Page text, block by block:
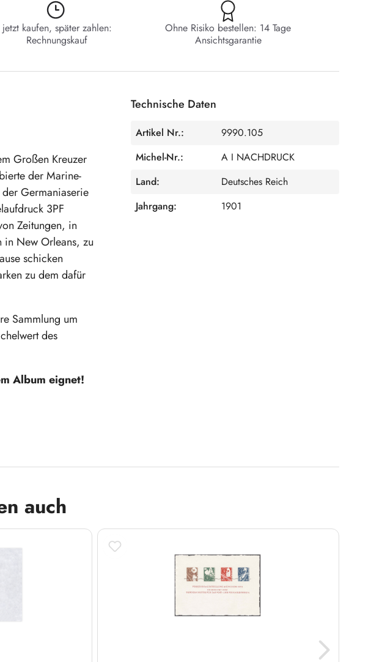
jetzt kaufen, später zahlen:
Rechnungskauf
Ohne Risiko bestellen: 14 Tage
Ansichtsgarantie
Großen Kreuzer
der Marine-
Germaniaserie
3PF
Zeitungen, in
in New Orleans, zu
schicken
zu dem dafür
Sammlung um
des
Album eignet!
bzw.
Technische Daten
Artikel Nr.:
9990.105
Michel-Nr.:
A I NACHDRUCK
Land:
Deutsches Reich
Jahrgang:
1901
auch